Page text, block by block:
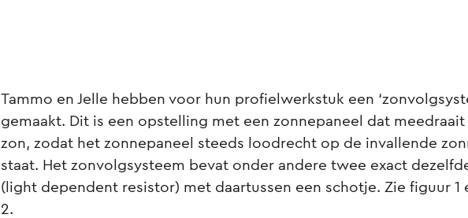
Tammo en Jelle hebben voor hun profielwerkstuk een
gemaakt. Dit is een opstelling met een zonnepaneel dat
zon, zodat het zonnepaneel steeds loodrecht op de invallende
staat. Het zonvolgsysteem bevat onder andere twee exact dezelfde
(light dependent resistor) met daartussen een schotje. Zie figuur 1
2.